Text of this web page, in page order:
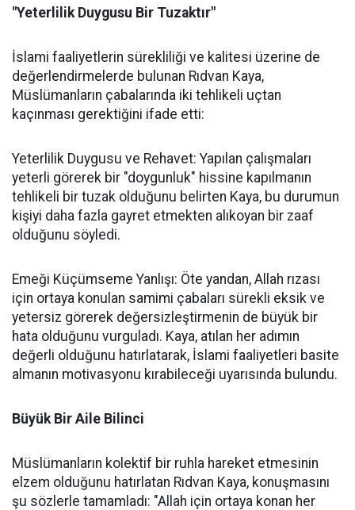
"Yeterlilik Duygusu Bir Tuzaktır"
İslami faaliyetlerin sürekliliği ve kalitesi üzerine de
değerlendirmelerde bulunan Rıdvan Kaya,
Müslümanların çabalarında iki tehlikeli uçtan
kaçınması gerektiğini ifade etti:
Yeterlilik Duygusu ve Rehavet: Yapılan çalışmaları
yeterli görerek bir "doygunluk" hissine kapılmanın
tehlikeli bir tuzak olduğunu belirten Kaya, bu durumun
kişiyi daha fazla gayret etmekten alıkoyan bir zaaf
olduğunu söyledi.
Emeği Küçümseme Yanlışı: Öte yandan, Allah rızası
için ortaya konulan samimi çabaları sürekli eksik ve
yetersiz görerek değersizleştirmenin de büyük bir
hata olduğunu vurguladı. Kaya, atılan her adımın
değerli olduğunu hatırlatarak, İslami faaliyetleri basite
almanın motivasyonu kırabileceği uyarısında bulundu.
Büyük Bir Aile Bilinci
Müslümanların kolektif bir ruhla hareket etmesinin
elzem olduğunu hatırlatan Rıdvan Kaya, konuşmasını
şu sözlerle tamamladı: "Allah için ortaya konan her